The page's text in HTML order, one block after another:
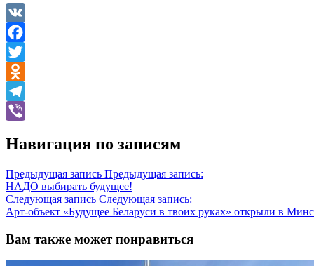
VK
Facebook
Twitter
Odnoklassniki
Telegram
Навигация по записям
Предыдущая запись Предыдущая запись:
НАДО выбирать будущее!
Следующая запись Следующая запись:
Арт-объект «Будущее Беларуси в твоих руках» открыли в
Вам также может понравиться